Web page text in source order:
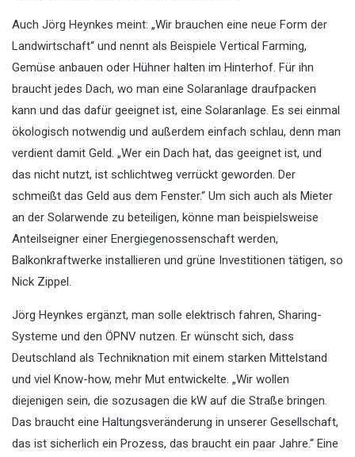
Auch Jörg Heynkes meint: „Wir brauchen eine neue Form der
Landwirtschaft“ und nennt als Beispiele Vertical Farming,
Gemüse anbauen oder Hühner halten im Hinterhof. Für ihn
braucht jedes Dach, wo man eine Solaranlage draufpacken
kann und das dafür geeignet ist, eine Solaranlage. Es sei einmal
ökologisch notwendig und außerdem einfach schlau, denn man
verdient damit Geld. „Wer ein Dach hat, das geeignet ist, und
das nicht nutzt, ist schlichtweg verrückt geworden. Der
schmeißt das Geld aus dem Fenster.“ Um sich auch als Mieter
an der Solarwende zu beteiligen, könne man beispielsweise
Anteilseigner einer Energiegenossenschaft werden,
Balkonkraftwerke installieren und grüne Investitionen tätigen, so
Nick Zippel.
Jörg Heynkes ergänzt, man solle elektrisch fahren, Sharing-
Systeme und den ÖPNV nutzen. Er wünscht sich, dass
Deutschland als Techniknation mit einem starken Mittelstand
und viel Know-how, mehr Mut entwickelte. „Wir wollen
diejenigen sein, die sozusagen die kW auf die Straße bringen.
Das braucht eine Haltungsveränderung in unserer Gesellschaft,
das ist sicherlich ein Prozess, das braucht ein paar Jahre.“ Eine